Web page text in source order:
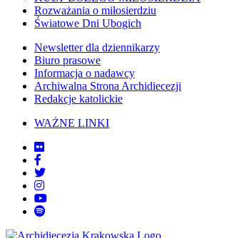
Rozważania o miłosierdziu
Światowe Dni Ubogich
Newsletter dla dziennikarzy
Biuro prasowe
Informacja o nadawcy
Archiwalna Strona Archidiecezji
Redakcje katolickie
WAŻNE LINKI